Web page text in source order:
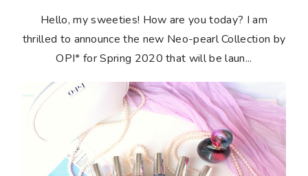
Hello, my sweeties! How are you today? I am
thrilled to announce the new Neo-pearl Collection by
OPI* for Spring 2020 that will be laun...